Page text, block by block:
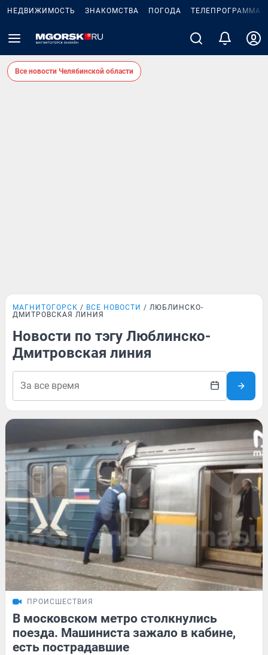
НЕДВИЖИМОСТЬ ЗНАКОМСТВА ПОГОДА ТЕЛЕПРОГРАММА
Все новости Челябинской области
МАГНИТОГОРСК ВСЕ НОВОСТИ
ЛЮБЛИНСКО-
ДМИТРОВСКАЯ ЛИНИЯ
Новости по тэгу Люблинско-
Дмитровская линия
ПРОИСШЕСТВИЯ
В московском метро столкнулись
поезда. Машиниста зажало в кабине,
есть пострадавшие